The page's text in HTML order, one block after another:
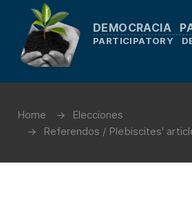
DEMOCRACIA
PARTICIPATORY
Home
Elecciones
Referendos / Plebiscites'